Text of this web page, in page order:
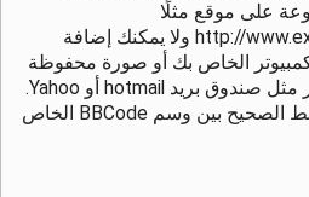
على موقع مثلًا
http://www.example.com/my-picture.gif ولا يمكنك إضافة
الخاص بك أو صورة محفوظة
على خادم محمي بكلمة مرور مثل صندوق بريد hotmail أو Yahoo.
لإظهار صورة يجب وضع الرابط الصحيح بين وسم BBCode الخاص